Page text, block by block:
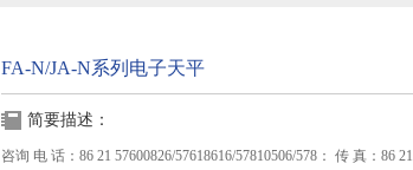
FA-N/JA-N系列电子天平
简要描述：
咨询 电 话：86 21 57600826/57618616/57810506/578： 传 真：86